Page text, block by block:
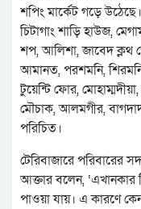
শপিং মার্কেট গড়ে
চিটাগাং শাড়ি হাউজ,
শপ, আলিশা, জাবেদ ক্লথ
আমানত, পরশমনি, শিরমনি,
টুয়েন্টি ফোর,
মৌচাক, আলমগীর,
পরিচিত।
টেরিবাজারে পরিবারের
আক্তার বলেন, ‘এখানকার
পাওয়া যায়। এ কারণে